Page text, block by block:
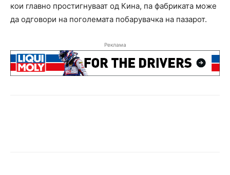
кои главно простигнуваат од Кина, па фабриката може
да одговори на поголемата побарувачка на пазарот.
Реклама